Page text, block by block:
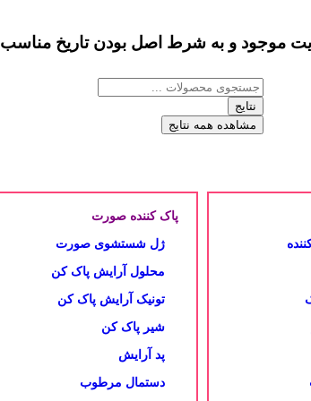
موجود و به شرط اصل بودنتاریخ مناسب
نتایج
مشاهده همه نتایج
پاک کننده صورت
ژل شستشوی صورت
محلول آرایش پاک کن
تونیک آرایش پاک کن
شیر پاک کن
پد آرایش
دستمال مرطوب